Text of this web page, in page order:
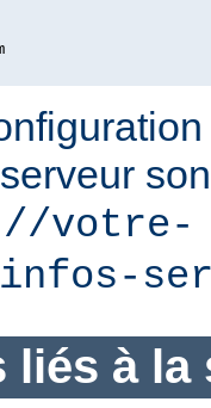
votre-
liés à la